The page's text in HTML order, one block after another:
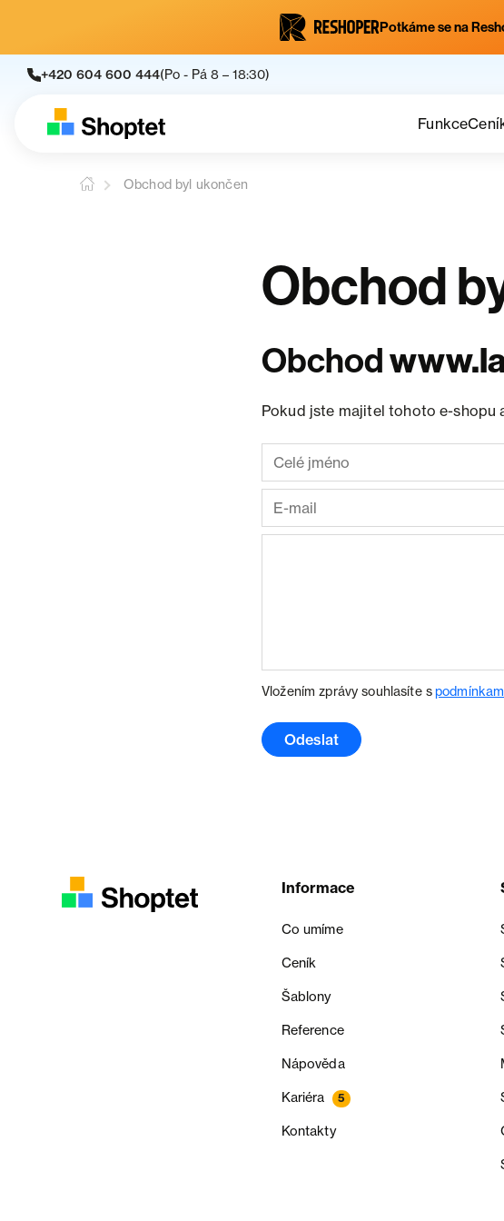
Potkáme se na
+420 604 600 444(Po - Pá 8 – 18:30)
Funkce
Obchod byl ukončen
Obchod
Obchod
Pokud jste majitel tohoto e-shopu
Vložením zprávy souhlasíte s
Odeslat
Informace
Co umíme
Ceník
Šablony
Reference
Nápověda
Kariéra 5
Kontakty